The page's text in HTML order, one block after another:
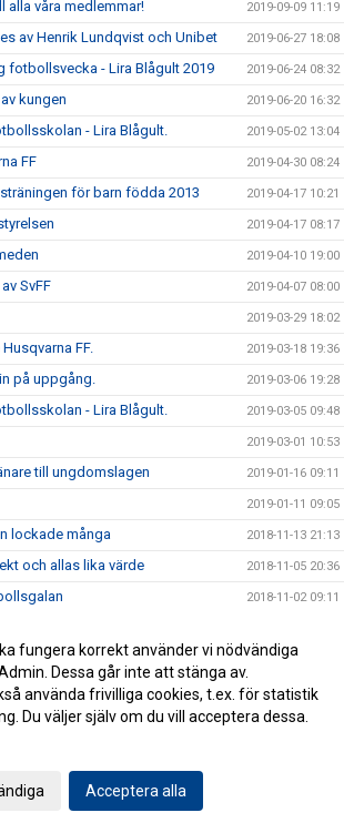
alla våra medlemmar! 2019-09-09 11:19
av Henrik Lundqvist och Unibet 2019-06-27 18:08
fotbollsvecka - Lira Blågult 2019 2019-06-24 08:32
kungen 2019-06-20 16:32
- Lira Blågult. 2019-05-02 13:04
FF 2019-04-30 08:24
för barn födda 2013 2019-04-17 10:21
2019-04-17 08:17
2019-04-10 19:00
SvFF 2019-04-07 08:00
2019-03-29 18:02
FF. 2019-03-18 19:36
på uppgång. 2019-03-06 19:28
- Lira Blågult. 2019-03-05 09:48
2019-03-01 10:53
till ungdomslagen 2019-01-16 09:11
2019-01-11 09:05
lockade många 2018-11-13 21:13
och allas lika värde 2018-11-05 20:36
2018-11-02 09:11
till akademilagen inför
2018-09-25 08:59
till ungdomslagen inför
fungera korrekt använder vi nödvändiga
Dessa går inte att stänga av.
använda frivilliga cookies, t.ex. för statistik
Du väljer själv om du vill acceptera dessa.
Acceptera alla